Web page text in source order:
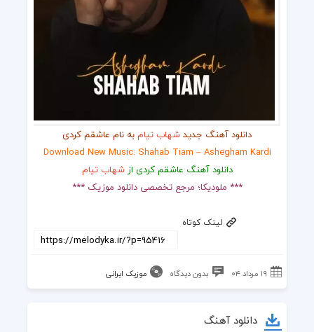
دانلود آهنگ جدیدشهاب تیامبه نام عاشقم کردی
Download New Music: Shahab Tiam – Ashegham Kardi
دانلود آهنگ عاشقم کردی ازشهاب تیام
*** ملودیکا؛ مرجع تخصصی دانلود موزیک ***
لینک کوتاه
۱۹ مرداد ۰۴ بدون دیدگاه موزیک ایرانی
دانلود آهنگ